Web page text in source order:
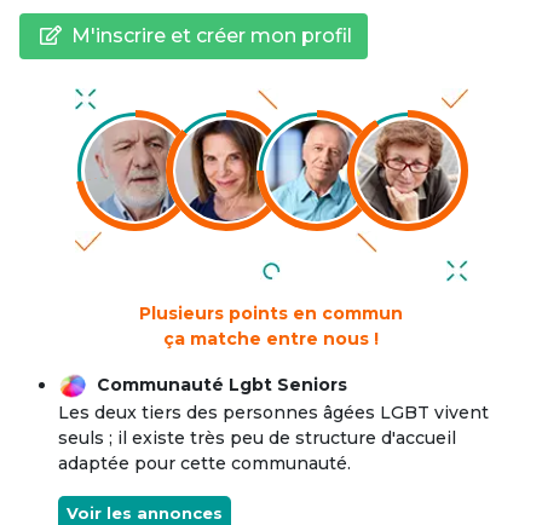
M'inscrire et créer mon profil
Plusieurs points en commun
ça matche entre nous !
Communauté Lgbt Seniors
Les deux tiers des personnes âgées LGBT vivent
seuls ; il existe très peu de structure d'accueil
adaptée pour cette communauté.
Voir les annonces